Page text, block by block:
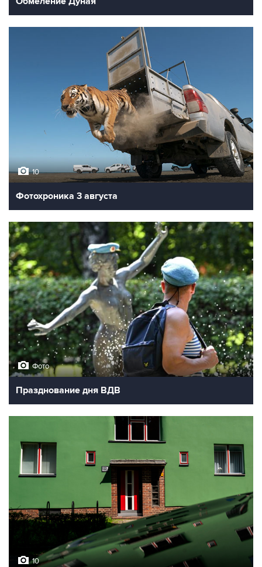
10
Фотохроника 3 августа
Фото
Празднование дня ВДВ
10